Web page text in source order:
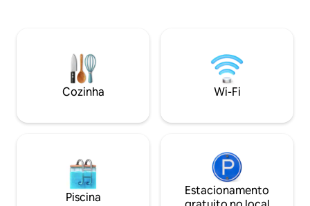
Kueros Island Bar & Kitchen e academia
24 horas. Com uma localização perfeita,
a poucos passos do porto de cruzeiros e
de pontos históricos como El Morro, é a
de alta qualidade
cuidadosamente
Conecte-se com
velocidade,
Cozinha Wi-Fi
Piscina
Estacionamento